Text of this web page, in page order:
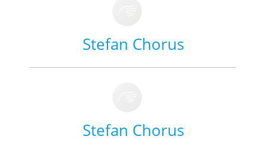
Stefan Chorus
Stefan Chorus